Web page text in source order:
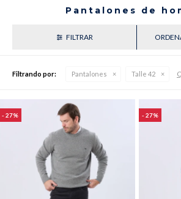
Pantalones de
Filtrando por: Pantalones Talle 42
27 27
VER COLECCIÓN DE
Buzos